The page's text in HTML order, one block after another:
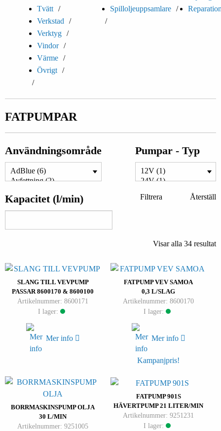
Tvätt
Verkstad
Verktyg
Vindor
Värme
Övrigt
Spilloljeuppsamlare
FATPUMPAR
Användningsområde Pumpar - Typ
Kapacitet (l/min) Filtrera Återställ
Visar alla 34 resultat
SLANG TILL VEVPUMP
PASSAR 8600170 & 8600100
Artikelnummer: 8600171
I lager:
Mer info
FATPUMP VEV SAMOA
0,3 L/SLAG
Artikelnummer: 8600170
I lager:
Mer info
Kampanjpris!
BORRMASKINSPUMP OLJA
30 L/MIN
Artikelnummer: 9251005
FATPUMP 901S
HÄVERTPUMP 21 LITER/MIN
Artikelnummer: 9251231
I lager: